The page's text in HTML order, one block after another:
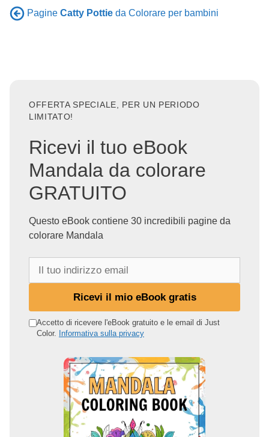
Pagine Catty Pottie da Colorare per bambini
OFFERTA SPECIALE, PER UN PERIODO
LIMITATO!
Ricevi il tuo eBook
Mandala da colorare
GRATUITO
Questo eBook contiene 30 incredibili pagine da
colorare Mandala
o
Ricevi il mio eBook gratis
Accetto di ricevere l'eBook gratuito e le email di Just
Color. Informativa sulla privacy